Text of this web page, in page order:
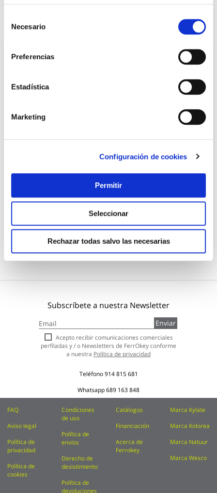
Necesario
Preferencias
Estadística
Marketing
Configuración de cookies
Permitir
Seleccionar
Rechazar todas salvo las necesarias
También te puede interesar
Cortatubos 725 pro cu super-ego
Super ego
20,19 €
Añadir al carrito
Subscríbete a nuestra Newsletter
a
nuestro
boletín
de
Enviar
Acepto recibir comunicaciones comerciales
perfiladas y / o Newsletters de FerrOkey conforme
a nuestra Política de privacidad
Teléfono914 815 681
Whatsapp689 163 848
FAQ
Aviso legal
Política de
privacidad
Política de
cookies
Condiciones
de uso
Política de
envíos
Derecho de
desistimiento
Política de
devoluciones
Catálogos
Financiación
Acerca de
Ferrokey
Marca Kylate
Marca Kolorea
Marca Natuur
Marca Wesco